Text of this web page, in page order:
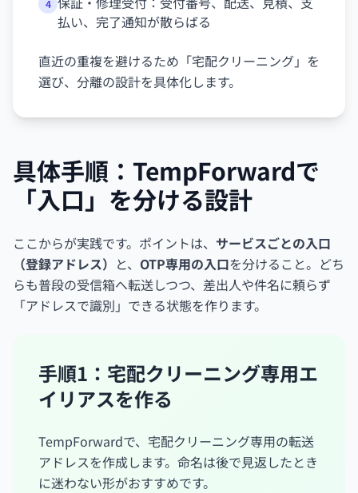
4
払い、完了通知が散らばる
直近の重複を避けるため「宅配クリーニング」を
選び、分離の設計を具体化します。
具体手順：TempForwardで
「入口」を分ける設計
ここからが実践です。ポイントは、 サービスごとの入口
（登録アドレス） と、 OTP専用の入口を分けること。どち
らも普段の受信箱へ転送しつつ、差出人や件名に頼らず
「アドレスで識別」できる状態を作ります。
手順1：宅配クリーニング専用エ
イリアスを作る
TempForwardで、宅配クリーニング専用の転送
アドレスを作成します。命名は後で見返したとき
に迷わない形がおすすめです。